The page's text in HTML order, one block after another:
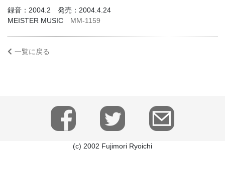
録音：2004.2 発売：2004.4.24
MEISTER MUSIC MM-1159
一覧に戻る
(c) 2002 Fujimori Ryoichi